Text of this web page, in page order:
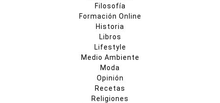
Filosofía
Formación Online
Historia
Libros
Lifestyle
Medio Ambiente
Moda
Opinión
Recetas
Religiones